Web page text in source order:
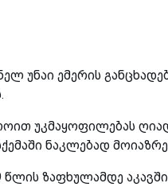
უნაი ემერის
უკმაყოფილებას
ნაკლებად
ზაფხულამდე